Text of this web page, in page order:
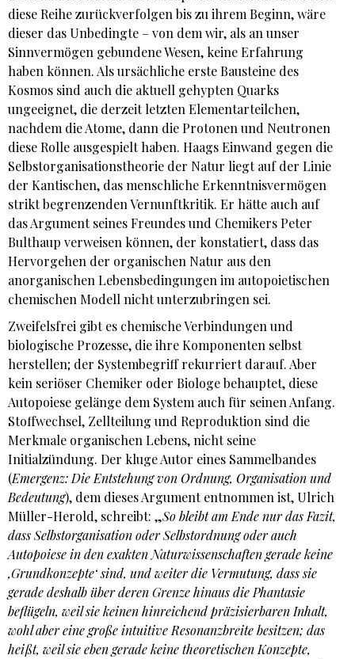
diese Reihe zurückverfolgen bis zu ihrem Beginn, wäre
dieser das Unbedingte – von dem wir, als an unser
Sinnvermögen gebundene Wesen, keine Erfahrung
haben können. Als ursächliche erste Bausteine des
Kosmos sind auch die aktuell gehypten Quarks
ungeeignet, die derzeit letzten Elementarteilchen,
nachdem die Atome, dann die Protonen und Neutronen
diese Rolle ausgespielt haben. Haags Einwand gegen die
Selbstorganisationstheorie der Natur liegt auf der Linie
der Kantischen, das menschliche Erkenntnisvermögen
strikt begrenzenden Vernunftkritik. Er hätte auch auf
das Argument seines Freundes und Chemikers Peter
Bulthaup verweisen können, der konstatiert, dass das
Hervorgehen der organischen Natur aus den
anorganischen Lebensbedingungen im autopoietischen
chemischen Modell nicht unterzubringen sei.
Zweifelsfrei gibt es chemische Verbindungen und
biologische Prozesse, die ihre Komponenten selbst
herstellen; der Systembegriff rekurriert darauf. Aber
kein seriöser Chemiker oder Biologe behauptet, diese
Autopoiese gelänge dem System auch für seinen Anfang.
Stoffwechsel, Zellteilung und Reproduktion sind die
Merkmale organischen Lebens, nicht seine
Initialzündung. Der kluge Autor eines Sammelbandes
(Emergenz: Die Entstehung von Ordnung, Organisation und
Bedeutung), dem dieses Argument entnommen ist, Ulrich
Müller-Herold, schreibt: „So bleibt am Ende nur das Fazit,
dass Selbstorganisation oder Selbstordnung oder auch
Autopoiese in den exakten Naturwissenschaften gerade keine
‚Grundkonzepte‘ sind, und weiter die Vermutung, dass sie
gerade deshalb über deren Grenze hinaus die Phantasie
beflügeln, weil sie keinen hinreichend präzisierbaren Inhalt,
wohl aber eine große intuitive Resonanzbreite besitzen; das
heißt, weil sie eben gerade keine theoretischen Konzepte,